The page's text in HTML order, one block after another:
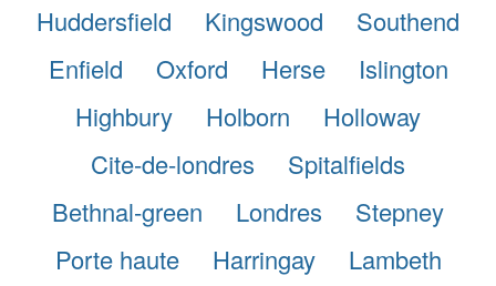
Huddersfield
Kingswood
Southend
Enfield
Oxford Herse
Islington
Highbury
Holborn
Holloway
Cite-de-londres
Spitalfields
Bethnal-green
Londres
Stepney
Porte haute
Harringay Lambeth